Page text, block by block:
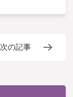
次の記事